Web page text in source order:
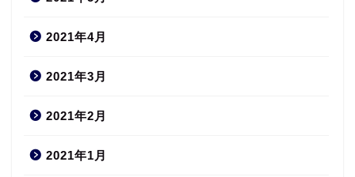
2021年4月
2021年3月
2021年2月
2021年1月